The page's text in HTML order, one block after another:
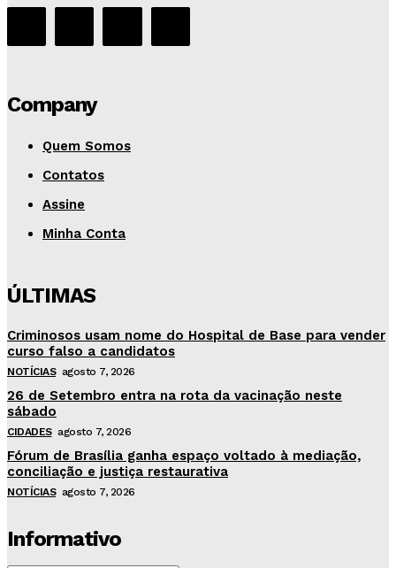
Company
Quem Somos
Contatos
Assine
Minha Conta
ÚLTIMAS
Criminosos usam nome do Hospital de Base para vender
curso falso a candidatos
NOTÍCIAS agosto 7, 2026
26 de Setembro entra na rota da vacinação neste
sábado
CIDADES agosto 7, 2026
Fórum de Brasília ganha espaço voltado à mediação,
conciliação e justiça restaurativa
NOTÍCIAS agosto 7, 2026
Informativo